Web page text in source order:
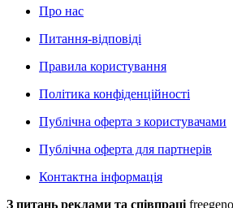
Про нас
Питання-відповіді
Правила користування
Політика конфіденційності
Публічна оферта з користувачами
Публічна оферта для партнерів
Контактна інформація
З питань реклами та співпраці